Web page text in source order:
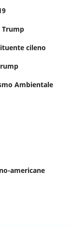
Trump
cileno
Ambientale
americane